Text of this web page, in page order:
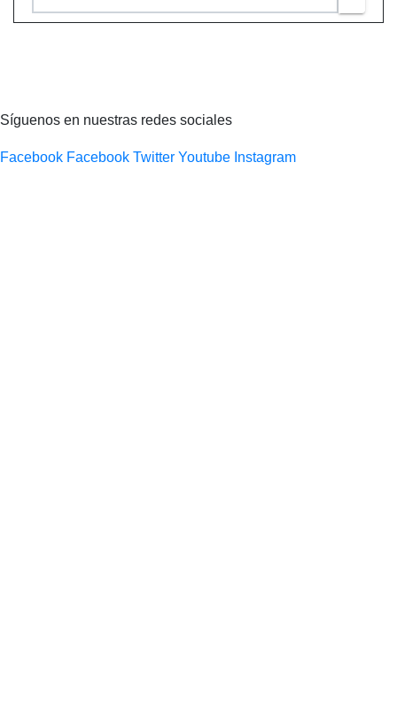
Síguenos en nuestras redes sociales
Facebook Facebook Twitter Youtube Instagram